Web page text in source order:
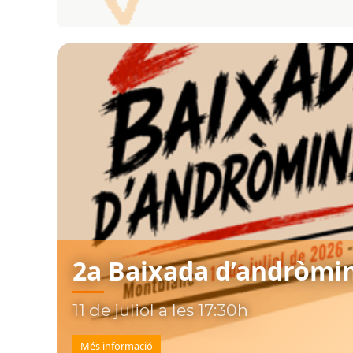
2a Baixada
11 de juliol a les 17:30h
Més informació